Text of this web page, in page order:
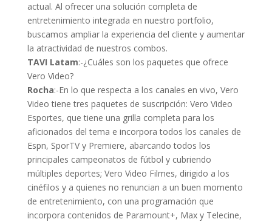
actual. Al ofrecer una solución completa de
entretenimiento integrada en nuestro portfolio,
buscamos ampliar la experiencia del cliente y aumentar
la atractividad de nuestros combos.
TAVI Latam:-¿Cuáles son los paquetes que ofrece
Vero Video?
Rocha:-En lo que respecta a los canales en vivo, Vero
Video tiene tres paquetes de suscripción: Vero Video
Esportes, que tiene una grilla completa para los
aficionados del tema e incorpora todos los canales de
Espn, SporTV y Premiere, abarcando todos los
principales campeonatos de fútbol y cubriendo
múltiples deportes; Vero Video Filmes, dirigido a los
cinéfilos y a quienes no renuncian a un buen momento
de entretenimiento, con una programación que
incorpora contenidos de Paramount+, Max y Telecine,